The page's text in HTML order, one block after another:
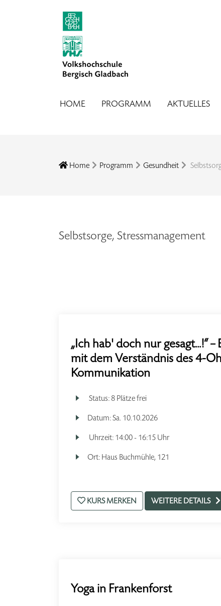
HOME PROGRAMM AKTUELLES
Home Programm Gesundheit
Selbstsorge, Stressmanagement
„Ich hab' doch nur gesagt...!“
mit dem Verständnis des 4-
Kommunikation
Status: 8 Plätze frei
Datum:Sa. 10.10.2026
Uhrzeit: 14:00 - 16:15 Uhr
Ort: Haus Buchmühle, 121
KURS MERKEN WEITERE DETAILS
Yoga in Frankenforst